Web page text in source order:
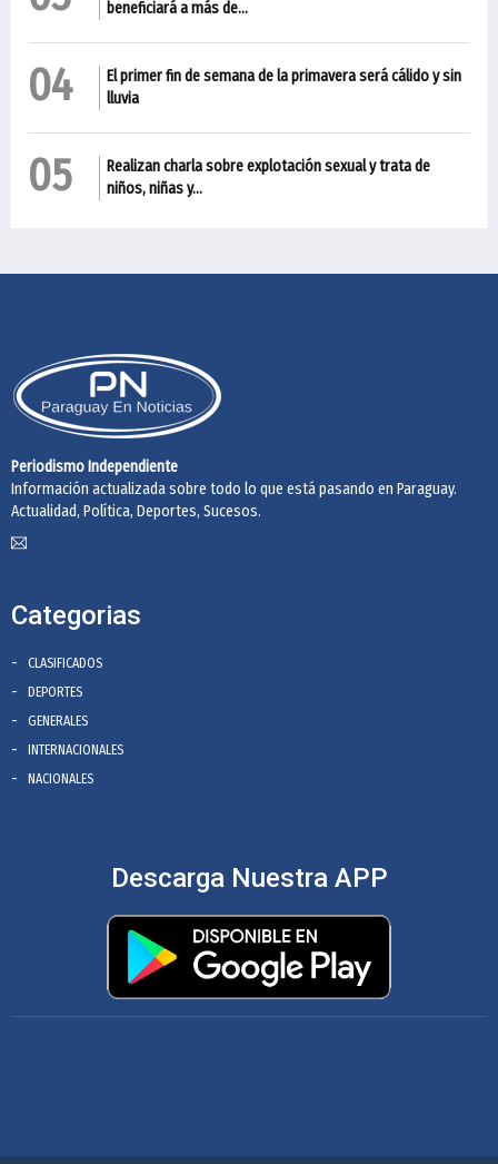
beneficiará a más de...
04
El primer fin de semana de la primavera será cálido y sin
lluvia
05
Realizan charla sobre explotación sexual y trata de
niños, niñas y...
Periodismo Independiente
Información actualizada sobre todo lo que está pasando en Paraguay.
Actualidad, Política, Deportes, Sucesos.
Categorias
CLASIFICADOS
DEPORTES
GENERALES
INTERNACIONALES
NACIONALES
Descarga Nuestra APP